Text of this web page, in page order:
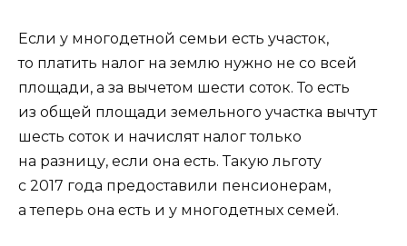
Если у многодетной семьи есть участок,
то платить налог на землю нужно не со всей
площади, а за вычетом шести соток. То есть
из общей площади земельного участка вычтут
шесть соток и начислят налог только
на разницу, если она есть. Такую льготу
с 2017 года предоставили пенсионерам,
а теперь она есть и у многодетных семей.